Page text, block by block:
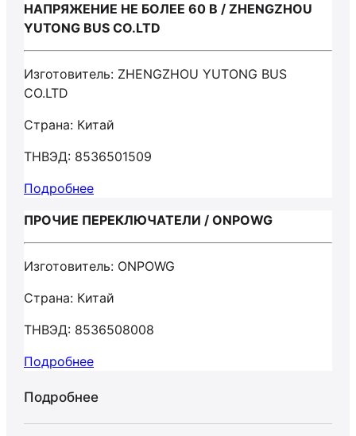
НАПРЯЖЕНИЕ НЕ БОЛЕЕ 60 В / ZHENGZHOU
YUTONG BUS CO.LTD
Изготовитель: ZHENGZHOU YUTONG BUS
CO.LTD
Страна: Китай
ТНВЭД: 8536501509
Подробнее
ПРОЧИЕ ПЕРЕКЛЮЧАТЕЛИ / ONPOWG
Изготовитель: ONPOWG
Страна: Китай
ТНВЭД: 8536508008
Подробнее
Подробнее